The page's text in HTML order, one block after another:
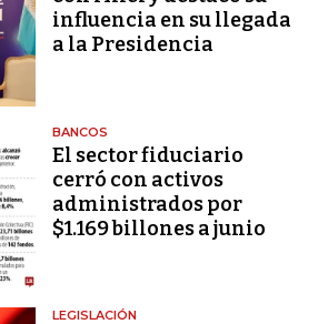
influencia en su llegada
a la Presidencia
BANCOS
El sector fiduciario
cerró con activos
administrados por
$1.169 billones a junio
LEGISLACIÓN